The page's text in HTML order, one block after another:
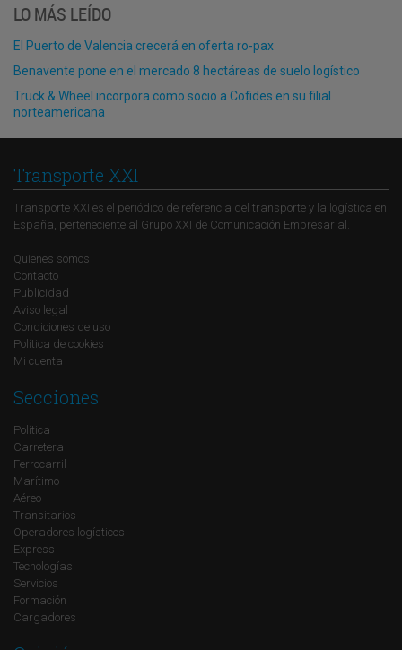
LO MÁS LEÍDO
El Puerto de Valencia crecerá en oferta ro-pax
Benavente pone en el mercado 8 hectáreas de suelo logístico
Truck & Wheel incorpora como socio a Cofides en su filial
norteamericana
Transporte XXI
Transporte XXI es el periódico de referencia del transporte y la logística en
España, perteneciente al Grupo XXI de Comunicación Empresarial.
Quienes somos
Contacto
Publicidad
Aviso legal
Condiciones de uso
Política de cookies
Mi cuenta
Secciones
Política
Carretera
Ferrocarril
Marítimo
Aéreo
Transitarios
Operadores logísticos
Express
Tecnologías
Servicios
Formación
Cargadores